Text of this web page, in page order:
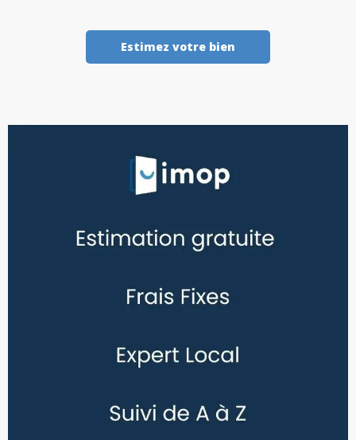
Estimez votre bien